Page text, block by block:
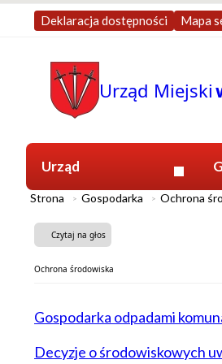
Deklaracja dostępności Mapa
Urząd Miejski
Urząd
Strona Gospodarka Ochrona
Czytaj na głos
Ochrona środowiska
Gospodarka odpadami
Decyzje o środowiskowych